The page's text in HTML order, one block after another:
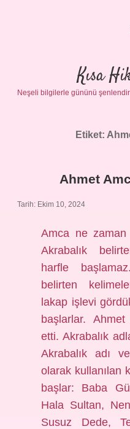
Kısa
Neşeli bilgilerle gününü
Etiket:
Ahmet
Tarih: Ekim 10, 2024
Amca ne zaman
Akrabalık
harfle
belirten
lakap işlevi
başlarlar.
etti. Akrabalık
Akrabalık adı
olarak kullanılan
başlar: Baba
Hala Sultan,
Susuz Dede,